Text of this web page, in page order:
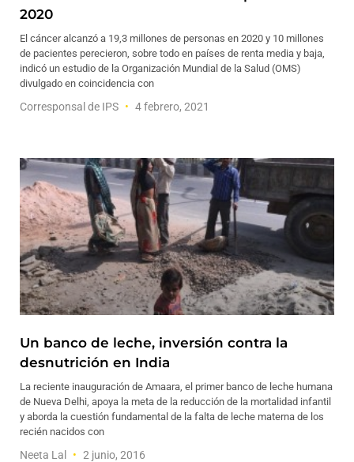
2020
El cáncer alcanzó a 19,3 millones de personas en 2020 y 10 millones
de pacientes perecieron, sobre todo en países de renta media y baja,
indicó un estudio de la Organización Mundial de la Salud (OMS)
divulgado en coincidencia con
Corresponsal de IPS 4 febrero, 2021
Un banco de leche, inversión contra la
desnutrición en India
La reciente inauguración de Amaara, el primer banco de leche humana
de Nueva Delhi, apoya la meta de la reducción de la mortalidad infantil
y aborda la cuestión fundamental de la falta de leche materna de los
recién nacidos con
Neeta Lal 2 junio, 2016